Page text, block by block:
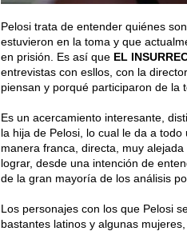
Pelosi trata de entender quiénes
estuvieron en la toma y que
en prisión. Es así que EL
entrevistas con esllos, con la
piensan y porqué participaron de la
Es un acercamiento interesante,
la hija de Pelosi, lo cual le da a
manera franca, directa, muy
lograr, desde una intención de
de la gran mayoría de los análisis
Los personajes con los que Pelosi
bastantes latinos y algunas